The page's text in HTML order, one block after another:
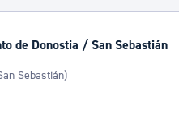
de Donostia / San Sebastián
Sebastián)